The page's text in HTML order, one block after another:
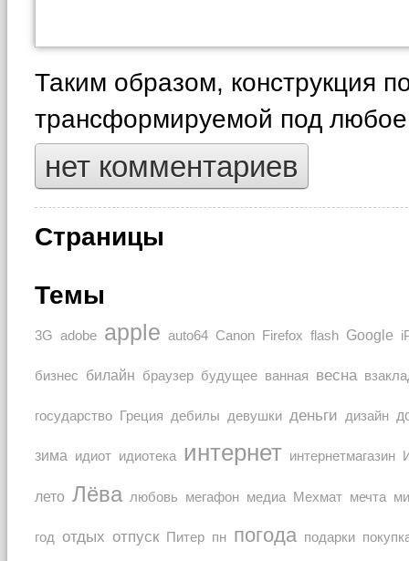
Таким образом, конструкция
трансформируемой под любое
нет комментариев
Страницы
Темы
3G adobe apple auto64 Canon Firefox flash Google
бизнес билайн браузер будущее ванная весна
государство Греция дебилы девушки деньги дизайн
зима идиот идиотека интернет интернетмагазин
лето Лёва любовь мегафон медиа Мехмат мечта
год отдых отпуск Питер пн погода подарки